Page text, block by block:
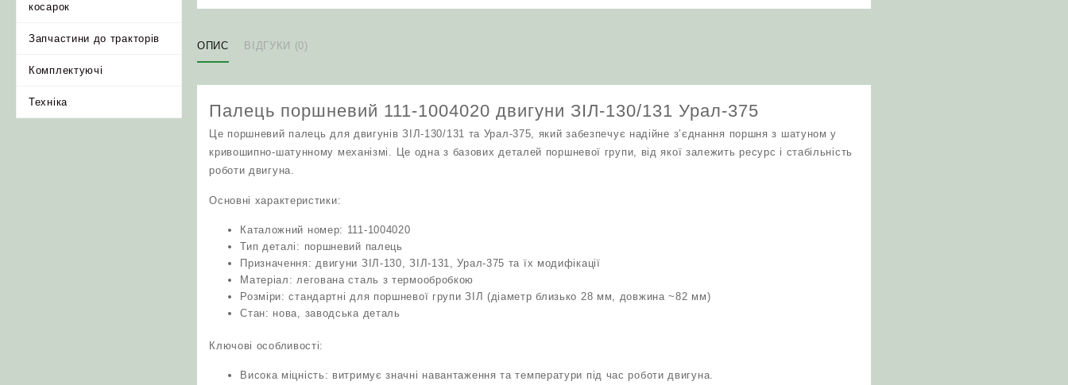
косарок
Запчастини до тракторів
Комплектуючі
Техніка
ОПИС ВІДГУКИ (0)
Палець поршневий 111-1004020 двигуни ЗІЛ‑130/131 Урал‑375
Це поршневий палець для двигунів ЗІЛ‑130/131 та Урал‑375, який забезпечує надійне з’єднання поршня з шатуном у
кривошипно‑шатунному механізмі. Це одна з базових деталей поршневої групи, від якої залежить ресурс і стабільність
роботи двигуна.
Основні характеристики:
Каталожний номер: 111-1004020
Тип деталі: поршневий палець
Призначення: двигуни ЗІЛ‑130, ЗІЛ‑131, Урал‑375 та їх модифікації
Матеріал: легована сталь з термообробкою
Розміри: стандартні для поршневої групи ЗІЛ (діаметр близько 28 мм, довжина ~82 мм)
Стан: нова, заводська деталь
Ключові особливості:
Висока міцність: витримує значні навантаження та температури під час роботи двигуна.